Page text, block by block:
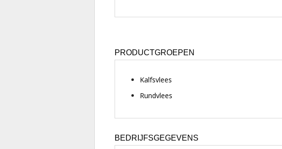
PRODUCTGROEPEN
Kalfsvlees
Rundvlees
BEDRIJFSGEGEVENS